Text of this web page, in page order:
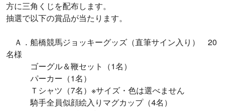
方に三角くじを配布します。
抽選で以下の賞品が当たります。
Ａ．船橋競馬ジョッキーグッズ（直筆サイン入り） 20
名様
ゴーグル＆鞭セット（1名）
パーカー（1名）
Ｔシャツ（7名）※サイズ・色は選べません
騎手全員似顔絵入りマグカップ（4名）